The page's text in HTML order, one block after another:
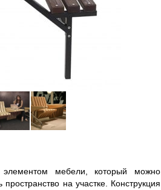
элементом мебели, который можно
на участке. Конструкция